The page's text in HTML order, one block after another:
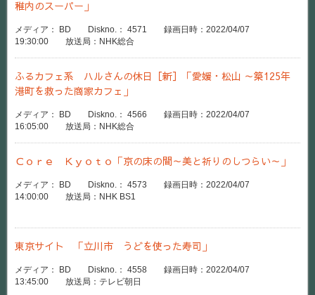
稚内のスーパー」
メディア： BD Diskno.： 4571 録画日時：2022/04/07
19:30:00 放送局：NHK総合
ふるカフェ系 ハルさんの休日［新］「愛媛・松山 ～築125年
港町を救った商家カフェ」
メディア： BD Diskno.： 4566 録画日時：2022/04/07
16:05:00 放送局：NHK総合
Ｃｏｒｅ Ｋｙｏｔｏ「京の床の間～美と祈りのしつらい～」
メディア： BD Diskno.： 4573 録画日時：2022/04/07
14:00:00 放送局：NHK BS1
東京サイト 「立川市 うどを使った寿司」
メディア： BD Diskno.： 4558 録画日時：2022/04/07
13:45:00 放送局：テレビ朝日